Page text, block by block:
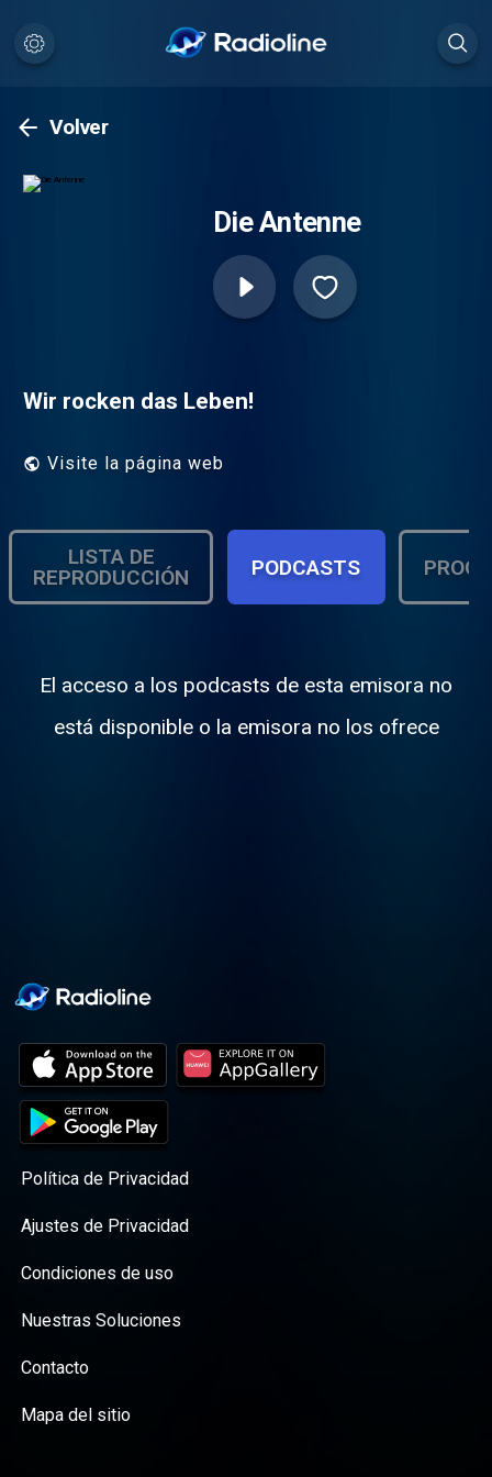
Volver
Die Antenne
Wir rocken das Leben!
Visite la página web
LISTA DE
REPRODUCCIÓN
PODCASTS
El acceso a los podcasts de esta emisora no
está disponible o la emisora no los ofrece
Política de Privacidad
Ajustes de Privacidad
Condiciones de uso
Nuestras Soluciones
Contacto
Mapa del sitio